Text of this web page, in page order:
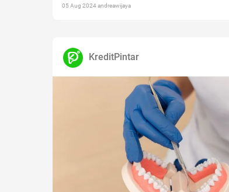
05 Aug 2024 andreawijaya
KreditPintar